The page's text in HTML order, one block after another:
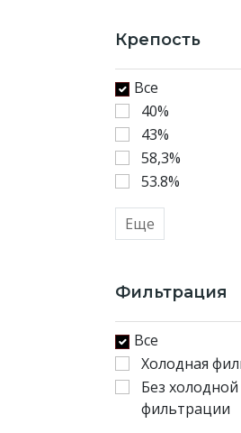
Крепость
Все
40%
43%
58,3%
53.8%
Еще
Фильтрация
Все
Холодная
Без холодной
фильтрации